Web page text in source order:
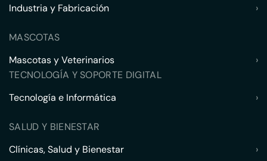
Industria y Fabricación
›
MASCOTAS
Mascotas y Veterinarios
›
TECNOLOGÍA Y SOPORTE DIGITAL
Tecnología e Informática
›
SALUD Y BIENESTAR
Clínicas, Salud y Bienestar
›